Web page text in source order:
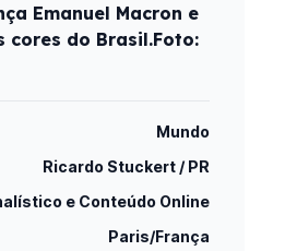
Emanuel Macron e
cores do Brasil.Foto:
Mundo
Ricardo Stuckert / PR
e Conteúdo Online
Paris/França